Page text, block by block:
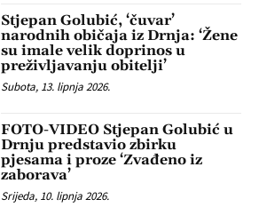
Stjepan Golubić, ‘čuvar’
narodnih običaja iz Drnja: ‘Žene
su imale velik doprinos u
preživljavanju obitelji’
Subota, 13. lipnja 2026.
FOTO-VIDEO Stjepan Golubić u
Drnju predstavio zbirku
pjesama i proze ‘Zvađeno iz
zaborava’
Srijeda, 10. lipnja 2026.